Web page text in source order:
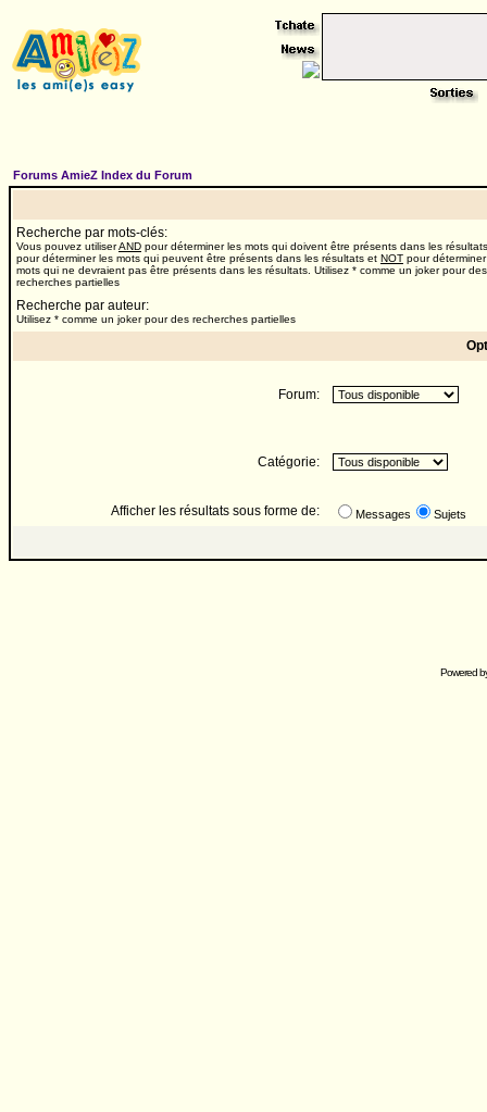
Forums AmieZ Index du Forum
Recherche par mots-clés:
Vous pouvez utiliserAND pour déterminer les mots qui doivent être présents dans les
pour déterminer les mots qui peuvent être présents dans les résultats et NOT pour
mots qui ne devraient pas être présents dans les résultats. Utilisez * comme un joker pour des
recherches partielles
Recherche par auteur:
Utilisez * comme un joker pour des recherches partielles
Forum:
Catégorie:
Afficher les résultats sous forme de: Messages Sujets
Powered